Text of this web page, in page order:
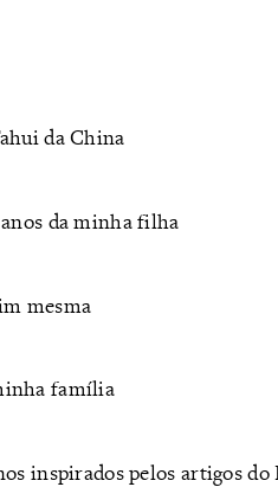
da China
da minha filha
mesma
família
inspirados pelos artigos do